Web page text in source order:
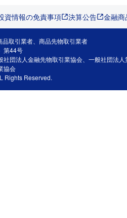
資情報の免責事項 決算公告 金融
取引業者、商品先物取引業者
第44号
団法人金融先物取引業協会、一般社団法
協会
Rights Reserved.